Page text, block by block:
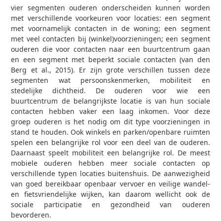
vier segmenten ouderen onderscheiden kunnen worden
met verschillende voorkeuren voor locaties: een segment
met voornamelijk contacten in de woning; een segment
met veel contacten bij (winkel)voorzieningen; een segment
ouderen die voor contacten naar een buurtcentrum gaan
en een segment met beperkt sociale contacten (van den
Berg et al., 2015). Er zijn grote verschillen tussen deze
segmenten wat persoonskenmerken, mobiliteit en
stedelijke dichtheid. De ouderen voor wie een
buurtcentrum de belangrijkste locatie is van hun sociale
contacten hebben vaker een laag inkomen. Voor deze
groep ouderen is het nodig om dit type voorzieningen in
stand te houden. Ook winkels en parken/openbare ruimten
spelen een belangrijke rol voor een deel van de ouderen.
Daarnaast speelt mobiliteit een belangrijke rol. De meest
mobiele ouderen hebben meer sociale contacten op
verschillende typen locaties buitenshuis. De aanwezigheid
van goed bereikbaar openbaar vervoer en veilige wandel-
en fietsvriendelijke wijken, kan daarom wellicht ook de
sociale participatie en gezondheid van ouderen
bevorderen.